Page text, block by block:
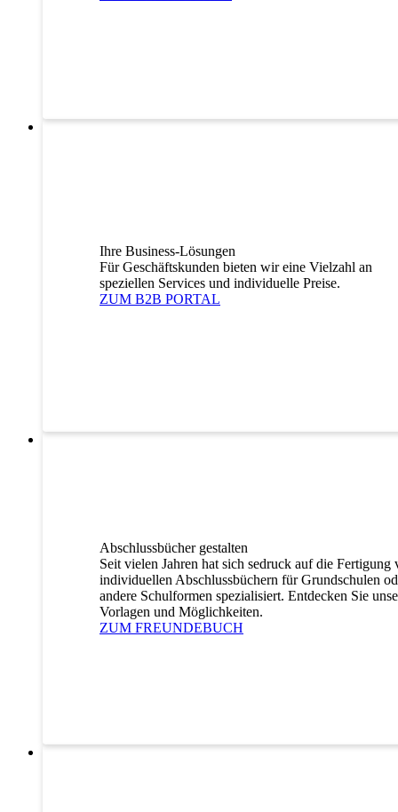
Ihre Business-Lösungen
Für Geschäftskunden bieten wir eine Vielzahl an
speziellen Services und individuelle Preise.
ZUM B2B PORTAL
Abschlussbücher gestalten
Seit vielen Jahren hat sich sedruck auf die Fertigung
individuellen Abschlussbüchern für Grundschulen
andere Schulformen spezialisiert. Entdecken Sie
Vorlagen und Möglichkeiten.
ZUM FREUNDEBUCH